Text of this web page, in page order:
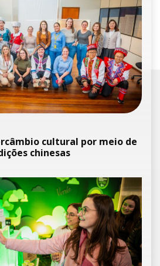
cultural por meio de
chinesas